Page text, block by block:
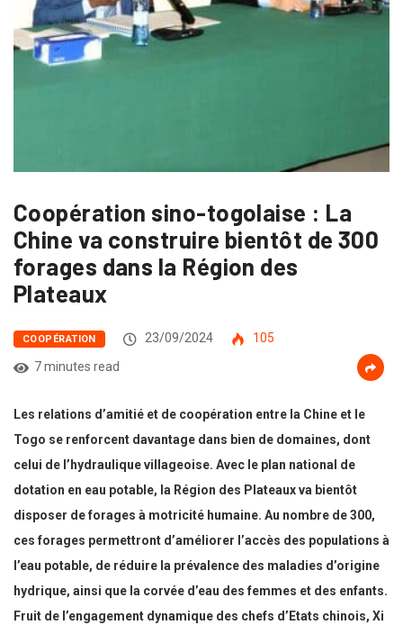
Coopération sino-togolaise : La
Chine va construire bientôt de 300
forages dans la Région des
Plateaux
COOPÉRATION 23/09/2024
105
7 minutes read
Les relations d’amitié et de coopération entre la Chine et le
Togo se renforcent davantage dans bien de domaines, dont
celui de l’hydraulique villageoise. Avec le plan national de
dotation en eau potable, la Région des Plateaux va bientôt
disposer de forages à motricité humaine. Au nombre de 300,
ces forages permettront d’améliorer l’accès des populations à
l’eau potable, de réduire la prévalence des maladies d’origine
hydrique, ainsi que la corvée d’eau des femmes et des enfants.
Fruit de l’engagement dynamique des chefs d’Etats chinois, Xi